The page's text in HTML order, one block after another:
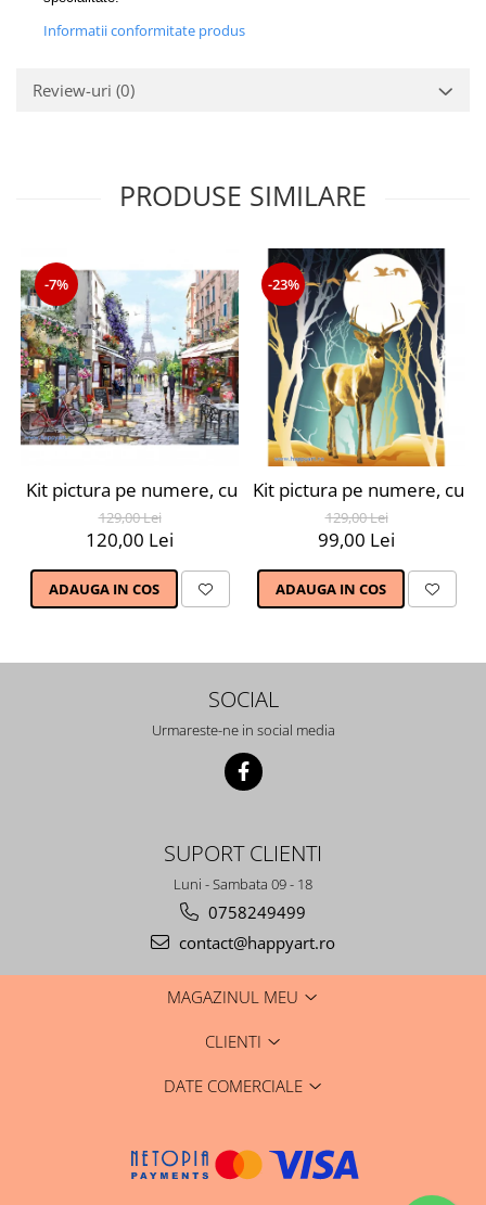
Informatii conformitate produs
Review-uri (0)
PRODUSE SIMILARE
-7%
Kit pictura pe numere, cu sasiu, Parisul primavara,
129,00 Lei
120,00 Lei
ADAUGA IN COS
-23%
Kit pictura pe numere, cu
129,00 Lei
99,00 Lei
ADAUGA IN COS
SOCIAL
Urmareste-ne in social media
SUPORT CLIENTI
Luni - Sambata 09 - 18
0758249499
contact@happyart.ro
MAGAZINUL MEU
CLIENTI
DATE COMERCIALE